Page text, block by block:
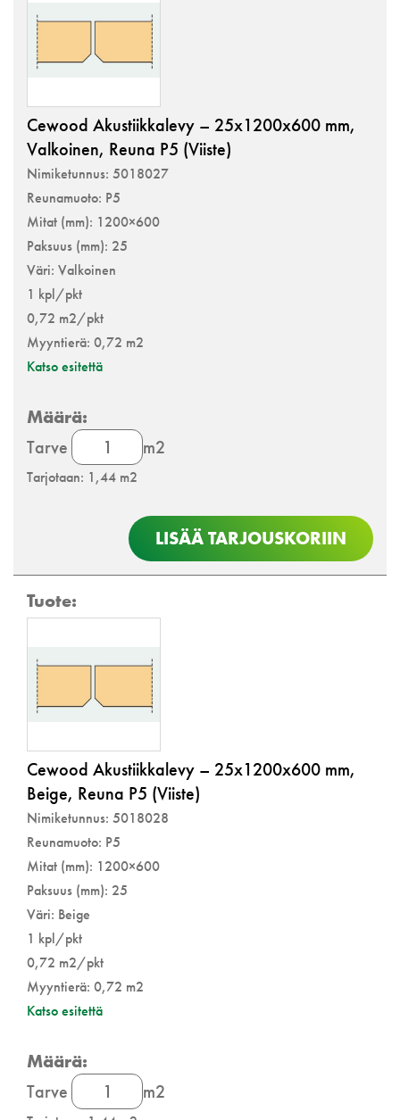
Cewood Akustiikkalevy – 25x1200x600 mm,
Valkoinen, Reuna P5 (Viiste)
Nimiketunnus: 5018027
Reunamuoto: P5
Mitat (mm): 1200×600
Paksuus (mm): 25
Väri: Valkoinen
1 kpl/pkt
0,72 m2/pkt
Myyntierä: 0,72 m2
Katso esitettä
TarveCewood
Akustiikkalevy
määrä
m2
Tarjotaan: 1,44 m2
LISÄÄ TARJOUSKORIIN
Cewood Akustiikkalevy – 25x1200x600 mm,
Beige, Reuna P5 (Viiste)
Nimiketunnus: 5018028
Reunamuoto: P5
Mitat (mm): 1200×600
Paksuus (mm): 25
Väri: Beige
1 kpl/pkt
0,72 m2/pkt
Myyntierä: 0,72 m2
Katso esitettä
TarveCewood
Akustiikkalevy
m2